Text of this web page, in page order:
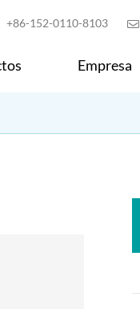
+86-152-0110-8103 
Empresa